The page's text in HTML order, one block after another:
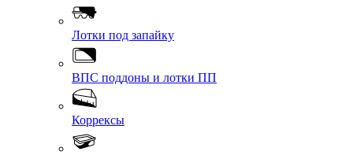
Лотки под запайку
ВПС поддоны и лотки ПП
Коррексы